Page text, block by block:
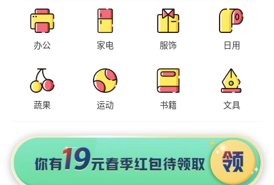
办公 家电 服饰 日用
蔬果 运动 书籍 文具